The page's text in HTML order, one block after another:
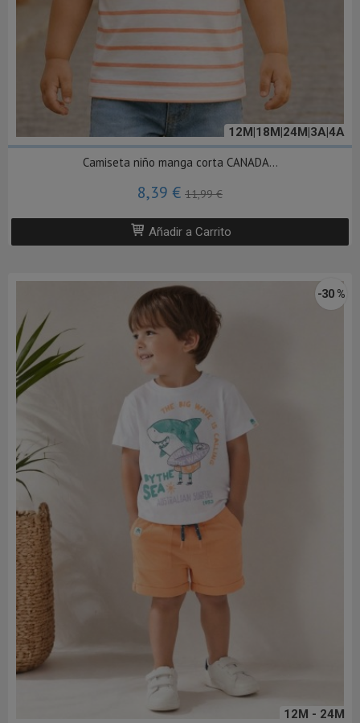
12M|18M|24M|3A|4A
Camiseta niño manga corta CANADA...
8,39 € 11,99 €
Añadir a Carrito
12M - 24M
-30 %